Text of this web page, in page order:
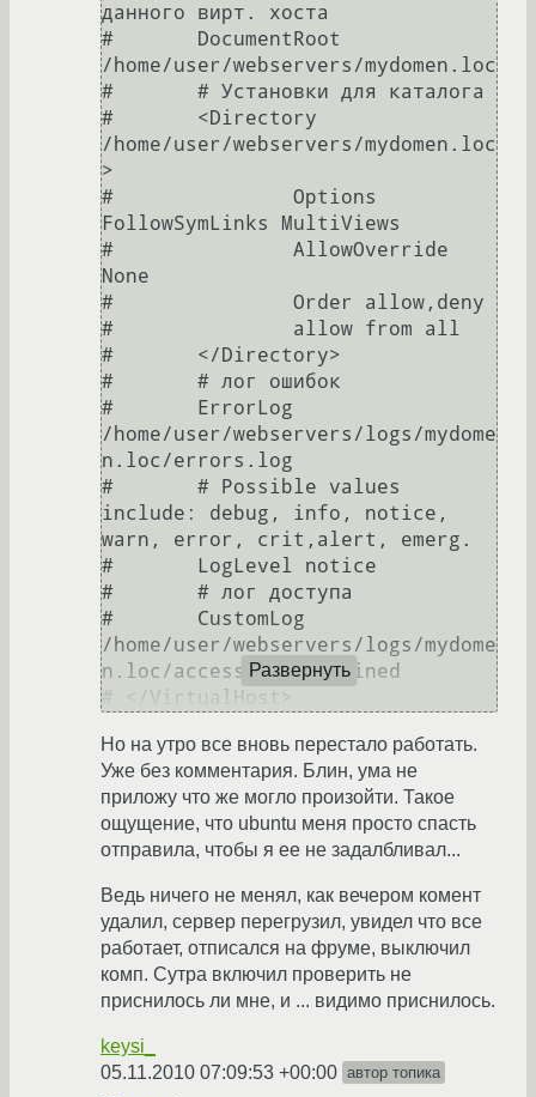
данного вирт. хоста
# 	DocumentRoot
/home/user/webservers/mydomen.loc
# 	# Установки для каталога
# 	<Directory
/home/user/webservers/mydomen.loc
>
# 		Options
FollowSymLinks MultiViews
# 		AllowOverride
None
# 		Order allow,deny
# 		allow from all
# 	</Directory>
# 	# лог ошибок
# 	ErrorLog
/home/user/webservers/logs/mydome
n.loc/errors.log
# 	# Possible values
include: debug, info, notice,
warn, error, crit,alert, emerg.
# 	LogLevel notice
# 	# лог доступа
# 	CustomLog
/home/user/webservers/logs/mydome
n.loc/access.log combined
Развернуть
Но на утро все вновь перестало работать.
Уже без комментария. Блин, ума не
приложу что же могло произойти. Такое
ощущение, что ubuntu меня просто спасть
отправила, чтобы я ее не задалбливал...
Ведь ничего не менял, как вечером комент
удалил, сервер перегрузил, увидел что все
работает, отписался на фруме, выключил
комп. Сутра включил проверить не
приснилось ли мне, и ... видимо приснилось.
keysi_
05.11.2010 07:09:53 +00:00 автор топика